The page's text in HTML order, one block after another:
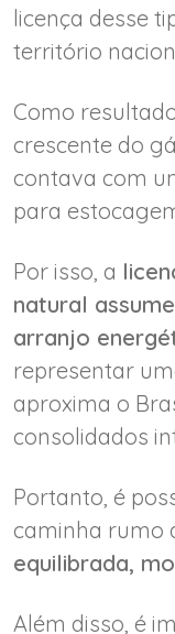
licença desse
território
Como
crescente do
contava com
para
Por isso, a
natural
arranjo
representar
aproxima o
consolidados
Portanto, é
caminha rumo
equilibrada,
Além disso, é